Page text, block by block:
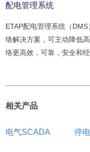
配电管理系统
ETAP配电管理系统（DMS
络解决方案，可主动降低
络更高效，可靠，安全和经
相关产品
电气SCADA 停